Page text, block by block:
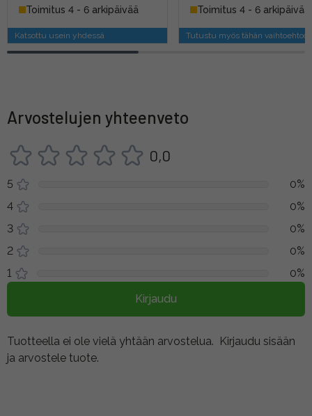
Toimitus 4 - 6 arkipäivää
Katsottu usein yhdessä
Toimitus 4 - 6 arkipäivää
Tutustu myös tähän
Arvostelujen yhteenveto
0,0
5
0%
4
0%
3
0%
2
0%
1
0%
Kirjaudu
Tuotteella ei ole vielä yhtään arvostelua. Kirjaudu sisään
ja arvostele tuote.